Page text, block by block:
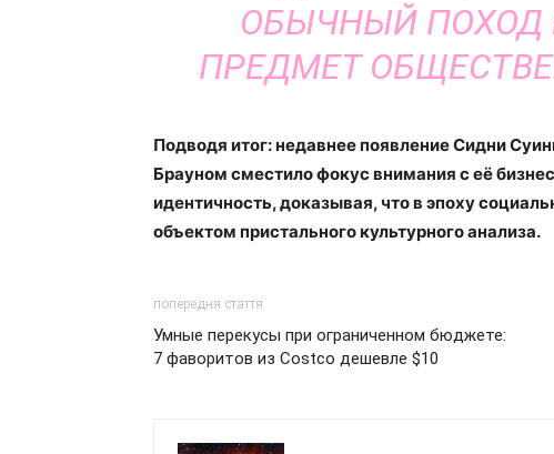
ОБЫЧНЫЙ ПОХОД
ПРЕДМЕТ
Подводя итог: недавнее появление Сидни
Брауном сместило фокус внимания с её
идентичность, доказывая, что в эпоху
объектом пристального культурного анализа.
попередня стаття
Умные перекусы при ограниченном бюджете:
7 фаворитов из Costco дешевле $10